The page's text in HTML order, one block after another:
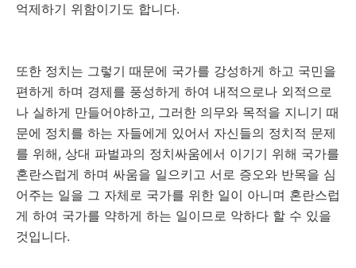
억제하기 위함이기도 합니다.
또한 정치는 그렇기 때문에 국가를 강성하게 하고 국민을
편하게 하며 경제를 풍성하게 하여 내적으로나 외적으로
나 실하게 만들어야하고, 그러한 의무와 목적을 지니기 때
문에 정치를 하는 자들에게 있어서 자신들의 정치적 문제
를 위해, 상대 파벌과의 정치싸움에서 이기기 위해 국가를
혼란스럽게 하며 싸움을 일으키고 서로 증오와 반목을 심
어주는 일을 그 자체로 국가를 위한 일이 아니며 혼란스럽
게 하여 국가를 약하게 하는 일이므로 악하다 할 수 있을
것입니다.